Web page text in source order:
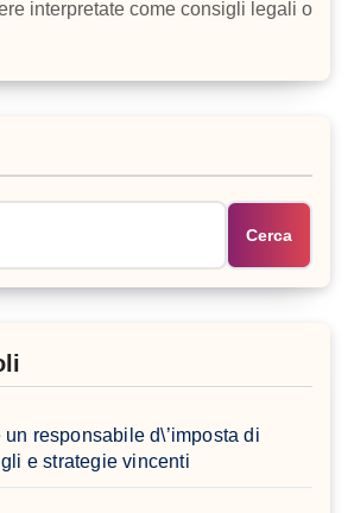
interpretate come consigli legali o
Cerca
responsabile d\’imposta di
e strategie vincenti